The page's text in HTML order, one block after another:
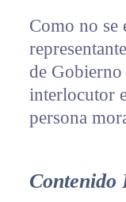
Como no se
de
interlocutor
persona
Contenido